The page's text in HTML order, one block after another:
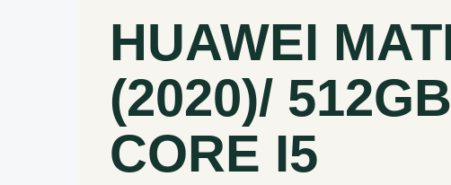
HUAWEI
(2020)/
CORE I5